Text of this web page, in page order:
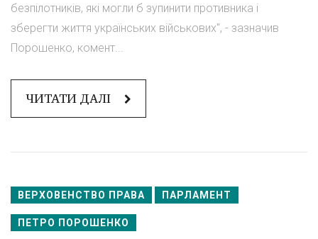
безпілотників, які могли б зупинити противника і
зберегти життя українських військових", - зазначив
Порошенко, комент...
ЧИТАТИ ДАЛІ
ВЕРХОВЕНСТВО ПРАВА ПАРЛАМЕНТ
ПЕТРО ПОРОШЕНКО